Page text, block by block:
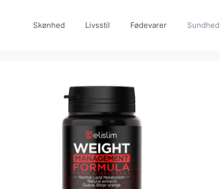
Skønhed Livsstil Fødevarer Sundhed